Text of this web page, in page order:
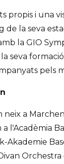
propis i una
de la seva
la GIO
seva
pels
neix a
a l'Acadèmia
Akademie